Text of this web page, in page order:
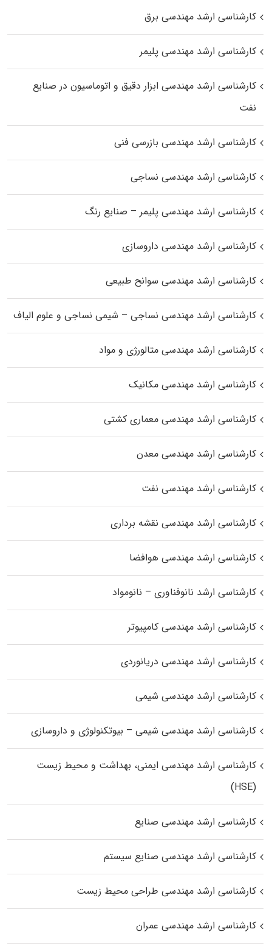
کارشناسی ارشد مهندسی برق
کارشناسی ارشد مهندسی پلیمر
کارشناسی ارشد مهندسی ابزار دقیق و اتوماسیون در صنایع
نفت
کارشناسی ارشد مهندسی بازرسی فنی
کارشناسی ارشد مهندسی نساجی
کارشناسی ارشد مهندسی پلیمر – صنایع رنگ
کارشناسی ارشد مهندسی داروسازی
کارشناسی ارشد مهندسی سوانح طبیعی
کارشناسی ارشد مهندسی نساجی – شیمی نساجی و علوم الیاف
کارشناسی ارشد مهندسی متالورژی و مواد
کارشناسی ارشد مهندسی مکانیک
کارشناسی ارشد مهندسی معماری کشتی
کارشناسی ارشد مهندسی معدن
کارشناسی ارشد مهندسی نفت
کارشناسی ارشد مهندسی نقشه برداری
کارشناسی ارشد مهندسی هوافضا
کارشناسی ارشد نانوفناوری – نانومواد
کارشناسی ارشد مهندسی کامپیوتر
کارشناسی ارشد مهندسی دریانوردی
کارشناسی ارشد مهندسی شیمی
کارشناسی ارشد مهندسی شیمی – بیوتکنولوژی و داروسازی
کارشناسی ارشد مهندسی ایمنی، بهداشت و محیط زیست
(HSE)
کارشناسی ارشد مهندسی صنایع
کارشناسی ارشد مهندسی صنایع سیستم
کارشناسی ارشد مهندسی طراحی محیط زیست
کارشناسی ارشد مهندسی عمران